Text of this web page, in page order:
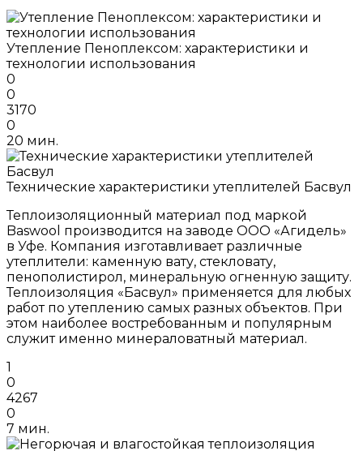
Утепление Пеноплексом: характеристики и
технологии использования
0
0
3170
0
20 мин.
Технические характеристики утеплителей Басвул
Теплоизоляционный материал под маркой
Baswool производится на заводе ООО «Агидель»
в Уфе. Компания изготавливает различные
утеплители: каменную вату, стекловату,
пенополистирол, минеральную огненную защиту.
Теплоизоляция «Басвул» применяется для любых
работ по утеплению самых разных объектов. При
этом наиболее востребованным и популярным
служит именно минераловатный материал.
1
0
4267
0
7 мин.